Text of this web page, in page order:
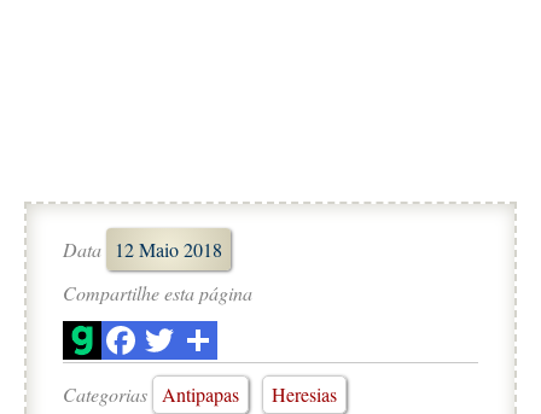
Data
12 Maio 2018
Compartilhe esta página
Categorias Antipapas
Heresias